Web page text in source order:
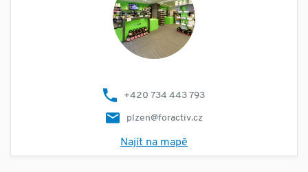
+420 734 443 793
plzen@foractiv.cz
Najít na mapě